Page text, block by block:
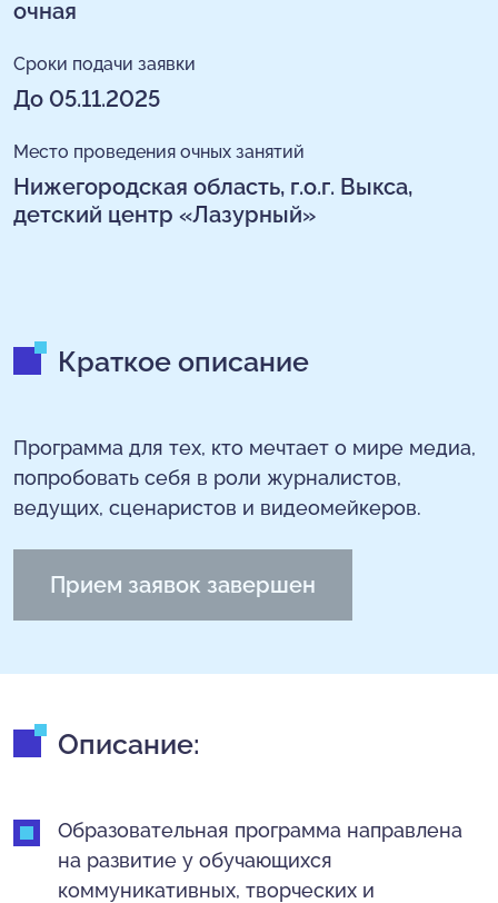
очная
Сроки подачи заявки
До 05.11.2025
Место проведения очных занятий
Нижегородская область, г.о.г. Выкса,
детский центр «Лазурный»
Краткое описание
Программа для тех, кто мечтает о мире медиа,
попробовать себя в роли журналистов,
ведущих, сценаристов и видеомейкеров.
Прием заявок завершен
Описание:
Образовательная программа направлена
на развитие у обучающихся
коммуникативных, творческих и